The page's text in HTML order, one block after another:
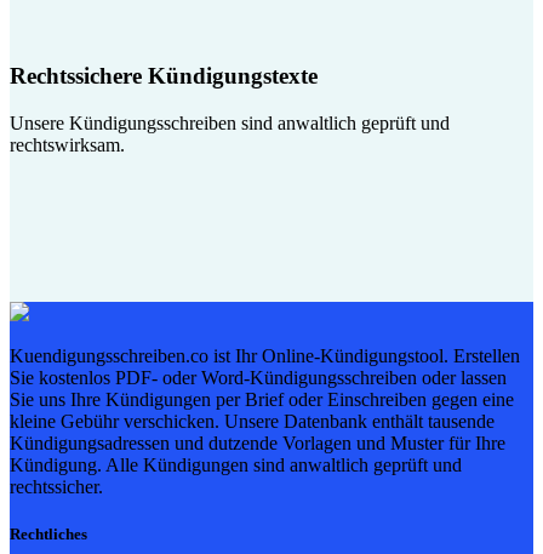
Rechtssichere Kündigungstexte
Unsere Kündigungsschreiben sind anwaltlich geprüft und
rechtswirksam.
Kuendigungsschreiben.co ist Ihr Online-Kündigungstool. Erstellen
Sie kostenlos PDF- oder Word-Kündigungsschreiben oder lassen
Sie uns Ihre Kündigungen per Brief oder Einschreiben gegen eine
kleine Gebühr verschicken. Unsere Datenbank enthält tausende
Kündigungsadressen und dutzende Vorlagen und Muster für Ihre
Kündigung. Alle Kündigungen sind anwaltlich geprüft und
rechtssicher.
Rechtliches